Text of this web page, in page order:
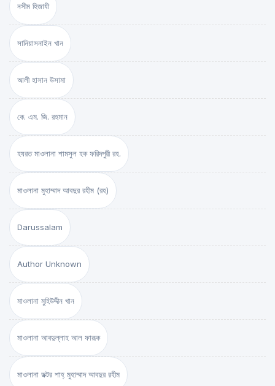
নসীম হিজাযী
সানিয়াসনাইন খান
আলী হাসান উসামা
কে. এম. জি. রহমান
হযরত মাওলানা শামসুল হক ফরিদপুরী রহ.
মাওলানা মুহাম্মাদ আবদুর রহীম (রহ)
Darussalam
Author Unknown
মাওলানা মুহিউদ্দীন খান
মাওলানা আবদুল্লাহ আল ফারূক
মাওলানা ডক্টর শাহ্‌ মুহাম্মাদ আবদুর রহীম